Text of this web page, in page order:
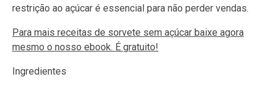
restrição ao açúcar é essencial para não perder vendas.
Para mais receitas de sorvete sem açúcar baixe agora
mesmo o nosso ebook. É gratuito!
Ingredientes